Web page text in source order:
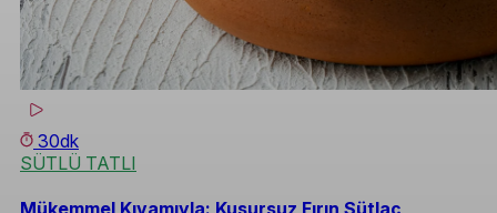
30dk
SÜTLÜ TATLI
Mükemmel Kıvamıyla: Kusursuz Fırın Sütlaç